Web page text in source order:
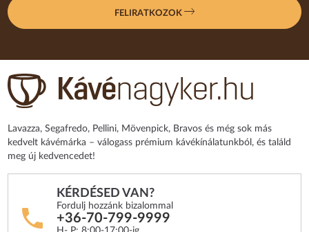
FELIRATKOZOK
Lavazza, Segafredo, Pellini, Mövenpick, Bravos és még sok más
kedvelt kávémárka – válogass prémium kávékínálatunkból, és találd
meg új kedvencedet!
KÉRDÉSED VAN?
Fordulj hozzánk bizalommal
+36-70-799-9999